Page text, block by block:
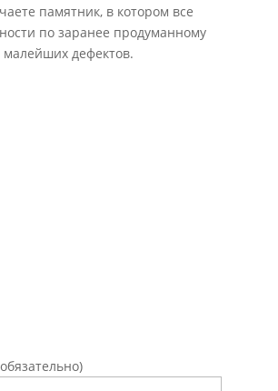
памятник, в котором все
по заранее продуманному
малейших дефектов.